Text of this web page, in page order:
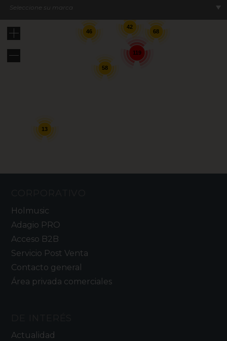
Seleccione su marca
119
46
58
42
68
13
Holmusic
Adagio PRO
Acceso B2B
Servicio Post Venta
Contacto general
Área privada comerciales
Actualidad